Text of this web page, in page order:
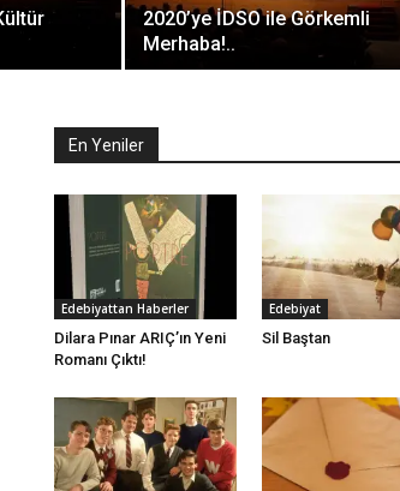
2020’ye İDSO ile Görkemli
Merhaba!..
En Yeniler
Edebiyattan Haberler
Dilara Pınar ARIÇ’ın Yeni
Romanı Çıktı!
Edebiyat
Sil Baştan